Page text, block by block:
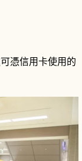
憑信用卡使用的